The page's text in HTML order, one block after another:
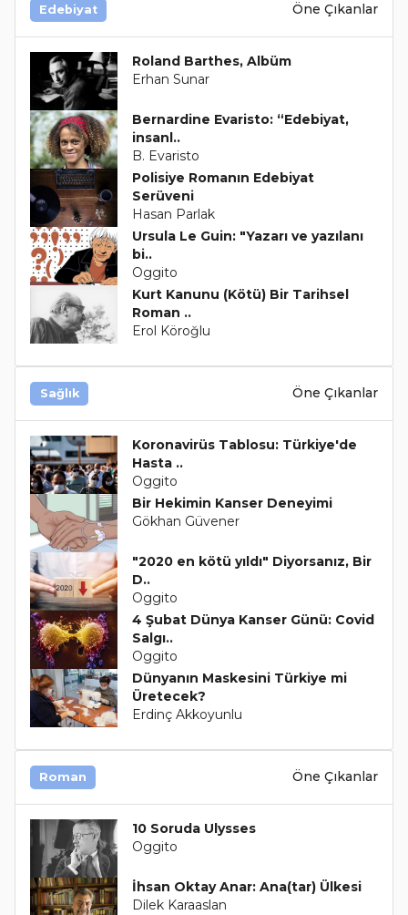
Edebiyat Öne Çıkanlar
Roland Barthes, Albüm
Erhan Sunar
Bernardine Evaristo: “Edebiyat,
insanl..
B. Evaristo
Polisiye Romanın Edebiyat
Serüveni
Hasan Parlak
Ursula Le Guin: "Yazarı ve yazılanı
bi..
Oggito
Kurt Kanunu (Kötü) Bir Tarihsel
Roman ..
Erol Köroğlu
Sağlık Öne Çıkanlar
Koronavirüs Tablosu: Türkiye'de
Hasta ..
Oggito
Bir Hekimin Kanser Deneyimi
Gökhan Güvener
"2020 en kötü yıldı" Diyorsanız, Bir
D..
Oggito
4 Şubat Dünya Kanser Günü: Covid
Salgı..
Oggito
Dünyanın Maskesini Türkiye mi
Üretecek?
Erdinç Akkoyunlu
Roman Öne Çıkanlar
10 Soruda Ulysses
Oggito
İhsan Oktay Anar: Ana(tar) Ülkesi
Dilek Karaaslan